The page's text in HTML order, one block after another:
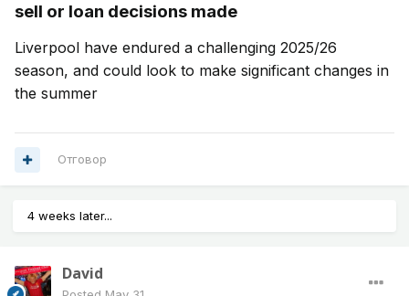
sell or loan decisions made
Liverpool have endured a challenging 2025/26
season, and could look to make significant changes in
the summer
Отговор
4 weeks later...
David